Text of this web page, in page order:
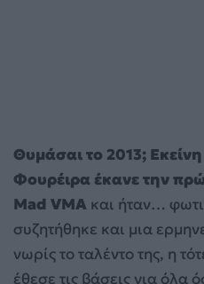
Θυμάσαι το 2013;
Φουρέιρα έκανε την
Mad VMA και ήταν…
συζητήθηκε και μια
νωρίς το ταλέντο της, η
έθεσε τις βάσεις για